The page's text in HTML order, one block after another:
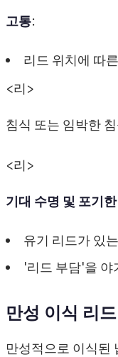
고통:
리드 위치에 따
<리>
침식 또는 임박한
<리>
기대 수명 및 포기
유기 리드가 있
'리드 부담'을 야
만성 이식 리
만성적으로 이식된